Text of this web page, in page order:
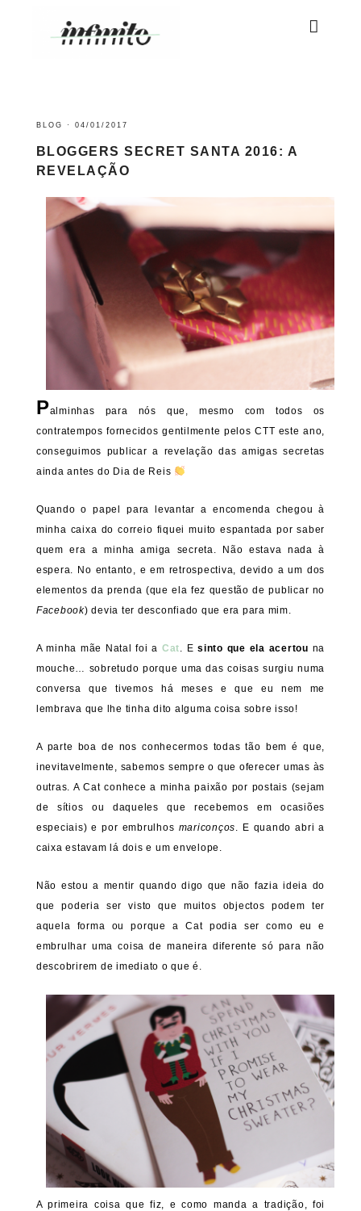
BLOG · 04/01/2017
BLOGGERS SECRET SANTA 2016: A
REVELAÇÃO
Palminhas para nós que, mesmo com todos os
contratempos fornecidos gentilmente pelos CTT este ano,
conseguimos publicar a revelação das amigas secretas
ainda antes do Dia de Reis
Quando o papel para levantar a encomenda chegou à
minha caixa do correio fiquei muito espantada por saber
quem era a minha amiga secreta. Não estava nada à
espera. No entanto, e em retrospectiva, devido a um dos
elementos da prenda (que ela fez questão de publicar no
Facebook) devia ter desconfiado que era para mim.
A minha mãe Natal foi a Cat. E sinto que ela acertou na
mouche… sobretudo porque uma das coisas surgiu numa
conversa que tivemos há meses e que eu nem me
lembrava que lhe tinha dito alguma coisa sobre isso!
A parte boa de nos conhecermos todas tão bem é que,
inevitavelmente, sabemos sempre o que oferecer umas às
outras. A Cat conhece a minha paixão por postais (sejam
de sítios ou daqueles que recebemos em ocasiões
especiais) e por embrulhos mariconços. E quando abri a
caixa estavam lá dois e um envelope.
Não estou a mentir quando digo que não fazia ideia do
que poderia ser visto que muitos objectos podem ter
aquela forma ou porque a Cat podia ser como eu e
embrulhar uma coisa de maneira diferente só para não
descobrirem de imediato o que é.
A primeira coisa que fiz, e como manda a tradição, foi